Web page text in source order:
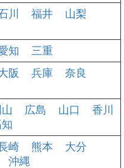
川 福井
山梨
知 三重
阪 兵庫
奈良
山 広島 山口
香川
崎 熊本
大分
沖縄